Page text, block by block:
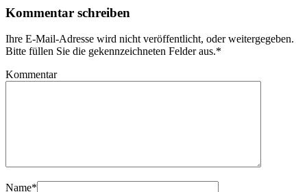
Kommentar schreiben
Ihre E-Mail-Adresse wird nicht veröffentlicht, oder weitergegeben.
Bitte füllen Sie die gekennzeichneten Felder aus.*
Kommentar
Name*